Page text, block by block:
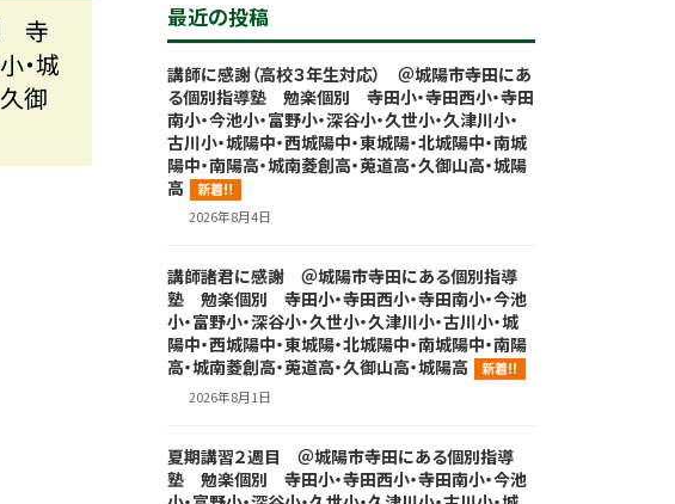
寺
・城
御
最近の投稿
講師に感謝（高校３年生対応） ＠城陽市寺田にあ
る個別指導塾 勉楽個別 寺田小・寺田西小・寺田
南小・今池小・富野小・深谷小・久世小・久津川小・
古川小・城陽中・西城陽中・東城陽・北城陽中・南城
陽中・南陽高・城南菱創高・莵道高・久御山高・城陽
高
新着!!
2026年8月4日
講師諸君に感謝 ＠城陽市寺田にある個別指導
塾 勉楽個別 寺田小・寺田西小・寺田南小・今池
小・富野小・深谷小・久世小・久津川小・古川小・城
陽中・西城陽中・東城陽・北城陽中・南城陽中・南陽
高・城南菱創高・莵道高・久御山高・城陽高
新着!!
2026年8月1日
夏期講習２週目 ＠城陽市寺田にある個別指導
塾 勉楽個別 寺田小・寺田西小・寺田南小・今池